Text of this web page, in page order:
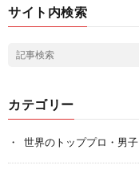
サイト内検索
カテゴリー
世界のトッププロ・男子